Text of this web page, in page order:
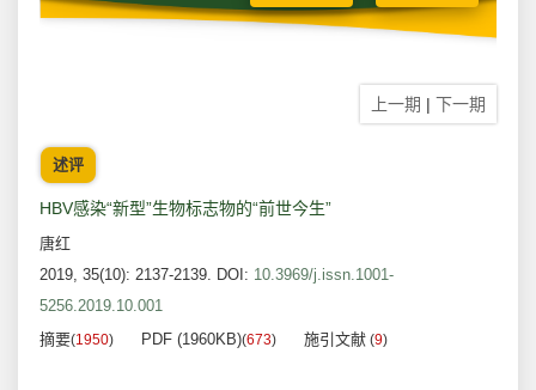
上一期 | 下一期
述评
HBV感染“新型”生物标志物的“前世今生”
唐红
2019, 35(10): 2137-2139. DOI: 10.3969/j.issn.1001-
5256.2019.10.001
摘要(1950) PDF (1960KB)(673) 施引文献 (9)